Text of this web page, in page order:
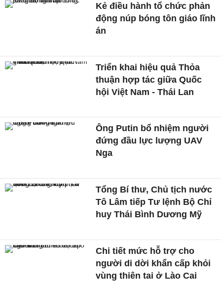
Kẻ điều hành tổ chức phản
động núp bóng tôn giáo lĩnh
án
Triển khai hiệu quả Thỏa
thuận hợp tác giữa Quốc
hội Việt Nam - Thái Lan
Ông Putin bổ nhiệm người
đứng đầu lực lượng UAV
Nga
Tổng Bí thư, Chủ tịch nước
Tô Lâm tiếp Tư lệnh Bộ Chỉ
huy Thái Bình Dương Mỹ
Chi tiết mức hỗ trợ cho
người di dời khẩn cấp khỏi
vùng thiên tai ở Lào Cai